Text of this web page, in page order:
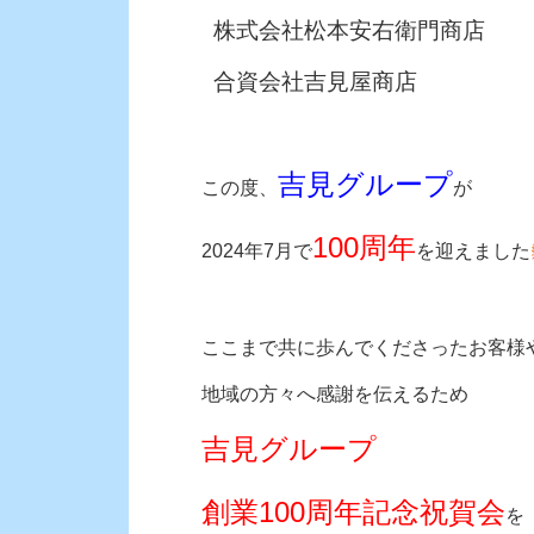
株式会社松本安右衛門商店
合資会社吉見屋商店
この度、 吉見グループが
2024年7月で100周年を迎えました
ここまで共に歩んでくださったお客様
地域の方々へ感謝を伝えるため
吉見グループ
創業100周年記念祝賀会を